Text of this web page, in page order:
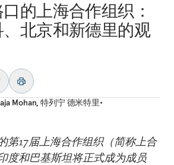
的上海合作组织：
北京和新德里的观
Mohan,特列宁 德米特里•
第17届上海合作组织（简称上合
度和巴基斯坦将正式成为成员